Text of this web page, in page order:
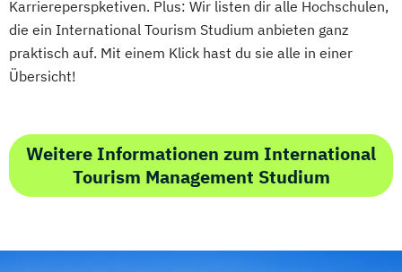
Karriereperspketiven. Plus: Wir listen dir alle Hochschulen,
die ein International Tourism Studium anbieten ganz
praktisch auf. Mit einem Klick hast du sie alle in einer
Übersicht!
Weitere Informationen zum International
Tourism Management Studium